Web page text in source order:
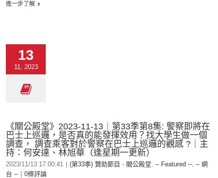
進一步了解
13
11, 2023
《關公殿堂》2023-11-13︱第33季第8集: 警察即將在
巴士上巡邏，是否真的能發揮效用？找大學生做一個
調查， 調查乘客對於警察在巴士上巡邏的觀感 ?｜主
持：何安達、林旭華（逢星期一更新）
2023/11/13 17:00:41 (第33季) 贊助節目 - 關公殿堂, -- Featured --, -- 網
台 --
0條評論